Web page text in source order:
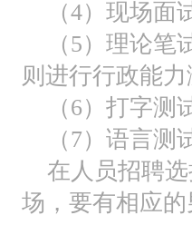
（4）现场面
（5）理论笔
则进行行政能
（6）打字测
（7）语言测
在人员招聘
场，要有相应